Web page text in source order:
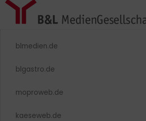
blmedien.de
blgastro.de
moproweb.de
kaeseweb.de